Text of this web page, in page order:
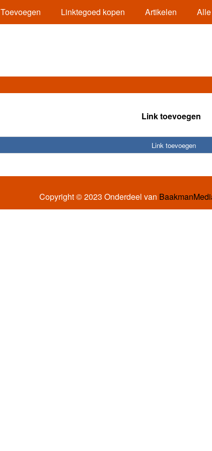
Toevoegen Linktegoed kopen Artikelen
Link toevoegen
Link toevoegen
Copyright © 2023 Onderdeel van